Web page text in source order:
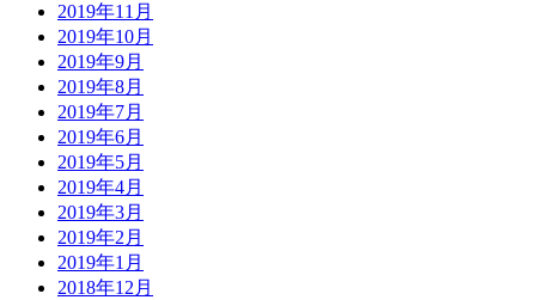
2019年11月
2019年10月
2019年9月
2019年8月
2019年7月
2019年6月
2019年5月
2019年4月
2019年3月
2019年2月
2019年1月
2018年12月